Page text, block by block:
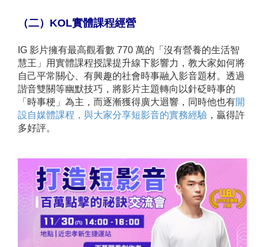
（二）KOL實體課程經營
IG 影片擁有最高觀看數 770 萬的「沒有營養的生活智
慧王」用實體課程授課提升線下影響力，教大家如何將
自己平常關心、有興趣的社會時事融入影音題材。透過
諧音雙關等幽默技巧，將影片主題轉向以針砭時事的
「時事梗」為主，而逐漸獲得廣大迴響，同時他也有開
設自媒體課程，與大家分享短影音的實務經驗 ，贏得許
多好評。